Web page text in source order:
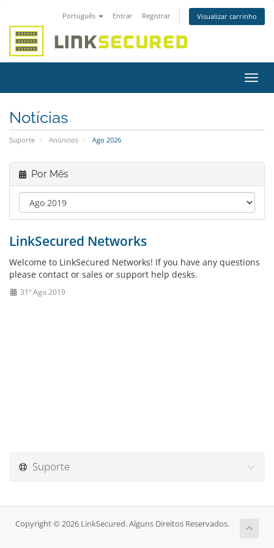
Português Entrar Registrar Visualizar carrinho
Notícias
Suporte Anúncios Ago 2026
Por Mês
LinkSecured Networks
Welcome to LinkSecured Networks! If you have any questions
please contact or sales or support help desks.
31º Ago 2019
Suporte
Copyright © 2026 LinkSecured. Alguns Direitos Reservados.